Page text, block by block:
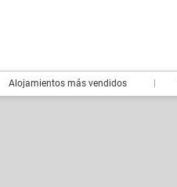
Alojamientos más vendidos